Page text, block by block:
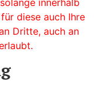
diese auch Ihre
Dritte, auch an